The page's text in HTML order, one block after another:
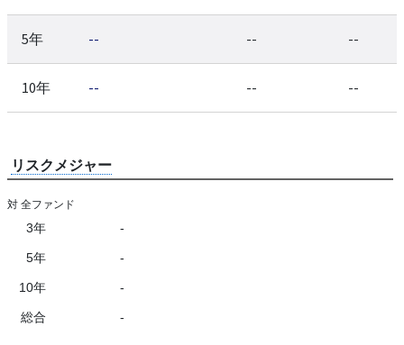
5年 -- -- --
10年 -- -- --
リスクメジャー
対 全ファンド
3年 -
5年 -
10年 -
総合 -